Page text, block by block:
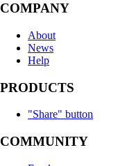
COMPANY
About
News
Help
PRODUCTS
"Share" button
COMMUNITY